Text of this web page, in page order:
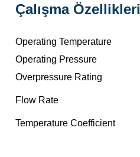
Çalışma Özellikleri
Operating Temperature
Operating Pressure
Overpressure Rating
Flow Rate
Temperature Coefficient